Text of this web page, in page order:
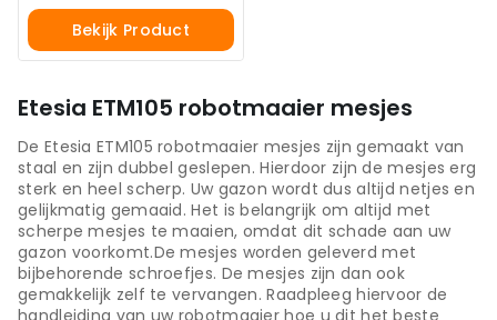
Bekijk Product
Etesia ETM105 robotmaaier mesjes
De Etesia ETM105 robotmaaier mesjes zijn gemaakt van
staal en zijn dubbel geslepen. Hierdoor zijn de mesjes erg
sterk en heel scherp. Uw gazon wordt dus altijd netjes en
gelijkmatig gemaaid. Het is belangrijk om altijd met
scherpe mesjes te maaien, omdat dit schade aan uw
gazon voorkomt.De mesjes worden geleverd met
bijbehorende schroefjes. De mesjes zijn dan ook
gemakkelijk zelf te vervangen. Raadpleeg hiervoor de